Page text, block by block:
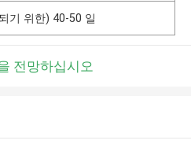
기 위한) 40-50 일
전망하십시오